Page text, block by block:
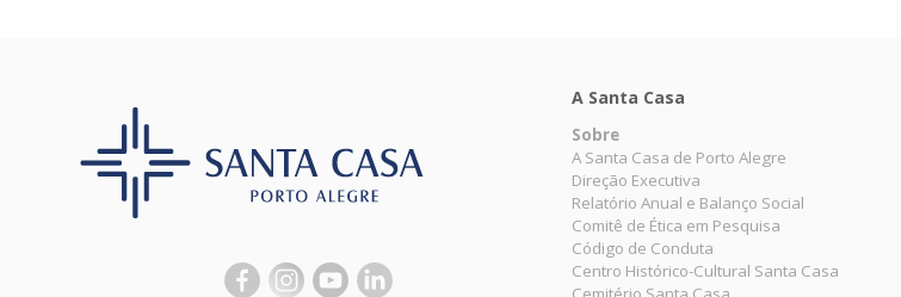
A Santa Casa
Sobre
A Santa Casa de Porto Alegre
Direção Executiva
Relatório Anual e Balanço Social
Comitê de Ética em Pesquisa
Código de Conduta
Centro Histórico-Cultural Santa Casa